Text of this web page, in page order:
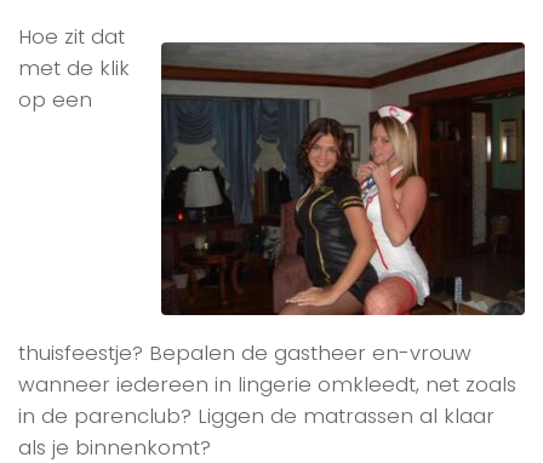
Hoe zit dat
met de klik
op een
thuisfeestje? Bepalen de gastheer en-vrouw
wanneer iedereen in lingerie omkleedt, net zoals
in de parenclub? Liggen de matrassen al klaar
als je binnenkomt?